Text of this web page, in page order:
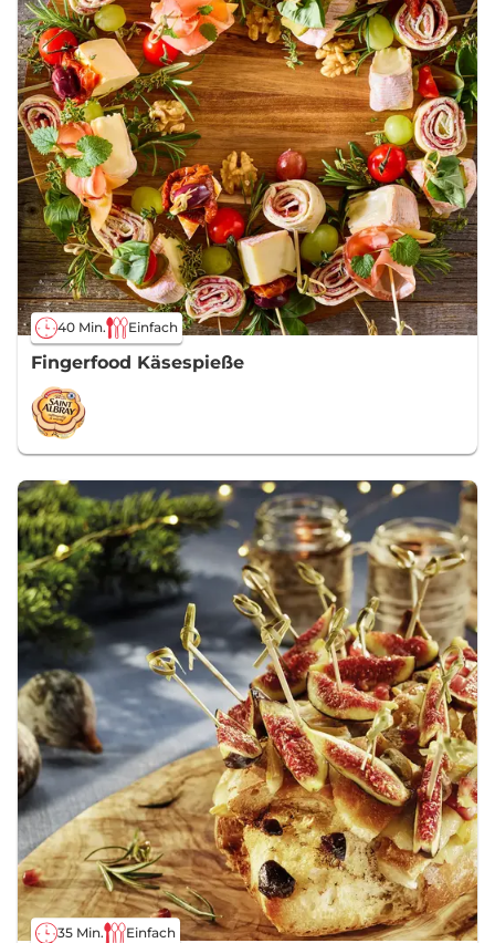
40 Min. Einfach
Fingerfood Käsespieße
35 Min. Einfach